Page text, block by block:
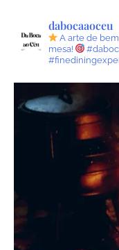
dabocaaoceu
A arte de
mesa!